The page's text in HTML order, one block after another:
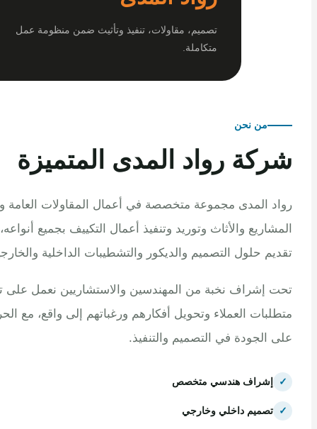
تصميم، مقاولات، تنفيذ وتأثيث ضمن منظومة عمل
من نحن
رواد المدى المتميزة
المدى مجموعة متخصصة في أعمال المقاولات العامة وتنفيذ
والأثاث وتوريد وتنفيذ أعمال التكييف بجميع أنواعه، مع
حلول التصميم والديكور والتشطيبات الداخلية والخارجية.
إشراف نخبة من المهندسين والاستشاريين نعمل على تلبية
العملاء وتحويل أفكارهم ورغباتهم إلى واقع، مع الحرص
في التصميم والتنفيذ.
إشراف هندسي متخصص
تصميم داخلي وخارجي